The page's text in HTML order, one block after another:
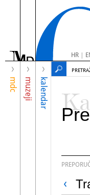
HR|
mdc muzeji kalendar